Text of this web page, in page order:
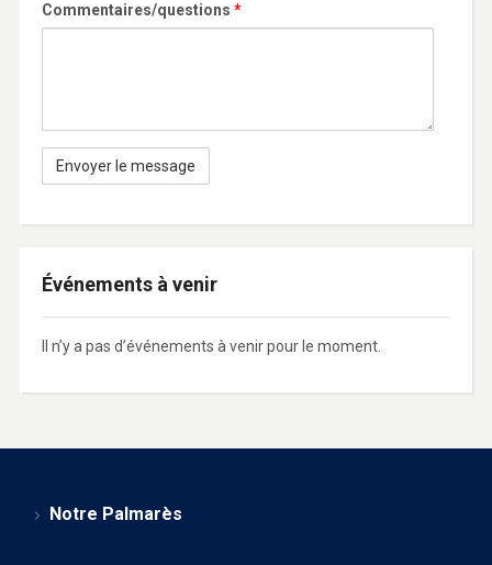
Commentaires/questions *
Événements à venir
Il n’y a pas d’événements à venir pour le moment.
Notre Palmarès